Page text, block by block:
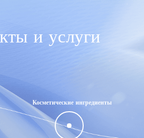
и услуги
Косметические ингредиенты